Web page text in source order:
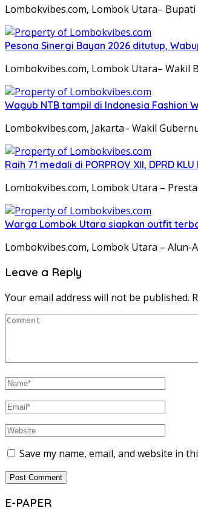
Lombokvibes.com, Lombok Utara–
Pesona Sinergi Bayan 2026 ditutup,
Lombokvibes.com, Lombok Utara– Wakil
Wagub NTB tampil di Indonesia Fashion
Lombokvibes.com, Jakarta– Wakil
Raih 71 medali di PORPROV XII, DPRD
Lombokvibes.com, Lombok Utara –
Warga Lombok Utara siapkan outfit
Lombokvibes.com, Lombok Utara –
Leave a Reply
Your email address will not be published.
Save my name, email, and website in
E-PAPER